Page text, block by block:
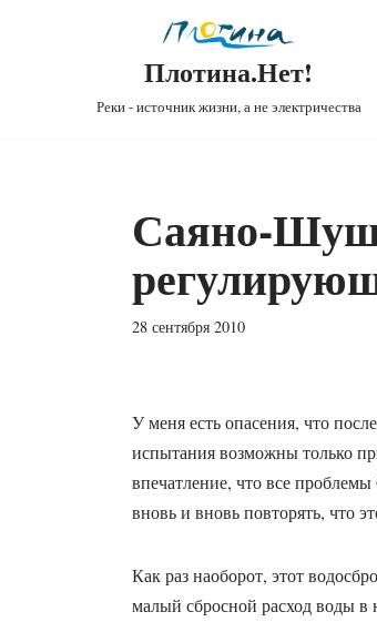
Плотина.Нет!
Реки - источник жизни, а не электричества
Саяно-
28 сентября 2010
У меня есть опасения, что
испытания возможны только
впечатление, что все
вновь и вновь повторять, что
Как раз наоборот, этот
малый сбросной расход воды в